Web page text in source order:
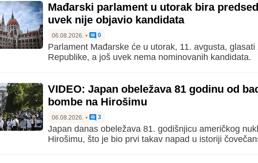
Mađarski parlament u utorak bira
uvek nije objavio kandidata
06.08.2026. • 0
Parlament Mađarske će u utorak, 11. avgusta,
Republike, a još uvek nema nominovanih kandidata.
VIDEO: Japan obeležava 81 godinu od
bombe na Hirošimu
06.08.2026. • 3
Japan danas obeležava 81. godišnjicu američkog
Hirošimu, što je bio prvi takav napad u istoriji